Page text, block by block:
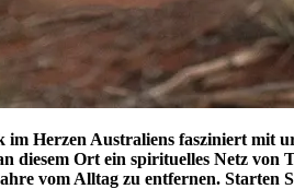
Herzen Australiens fasziniert
diesem Ort ein spirituelles Netz
vom Alltag zu entfernen.